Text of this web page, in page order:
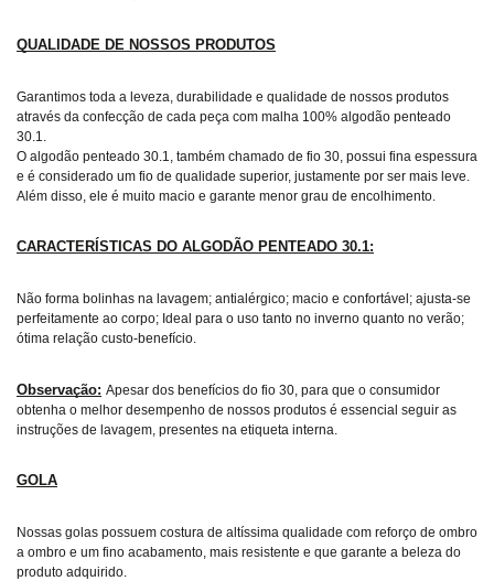
QUALIDADE DE NOSSOS PRODUTOS
Garantimos toda a leveza, durabilidade e qualidade de nossos produtos
através da confecção de cada peça com malha 100% algodão penteado
30.1.
O algodão penteado 30.1, também chamado de fio 30, possui fina espessura
e é considerado um fio de qualidade superior, justamente por ser mais leve.
Além disso, ele é muito macio e garante menor grau de encolhimento.
CARACTERÍSTICAS DO ALGODÃO PENTEADO 30.1:
Não forma bolinhas na lavagem; antialérgico; macio e confortável ; ajusta-se
perfeitamente ao corpo; Ideal para o uso tanto no inverno quanto no verão;
ótima relação custo-benefício.
Observação: Apesar dos benefícios do fio 30, para que o consumidor
obtenha o melhor desempenho de nossos produtos é essencial seguir as
instruções de lavagem, presentes na etiqueta interna.
GOLA
Nossas golas possuem costura de altíssima qualidade com reforço de ombro
a ombro e um fino acabamento, mais resistente e que garante a beleza do
produto adquirido.